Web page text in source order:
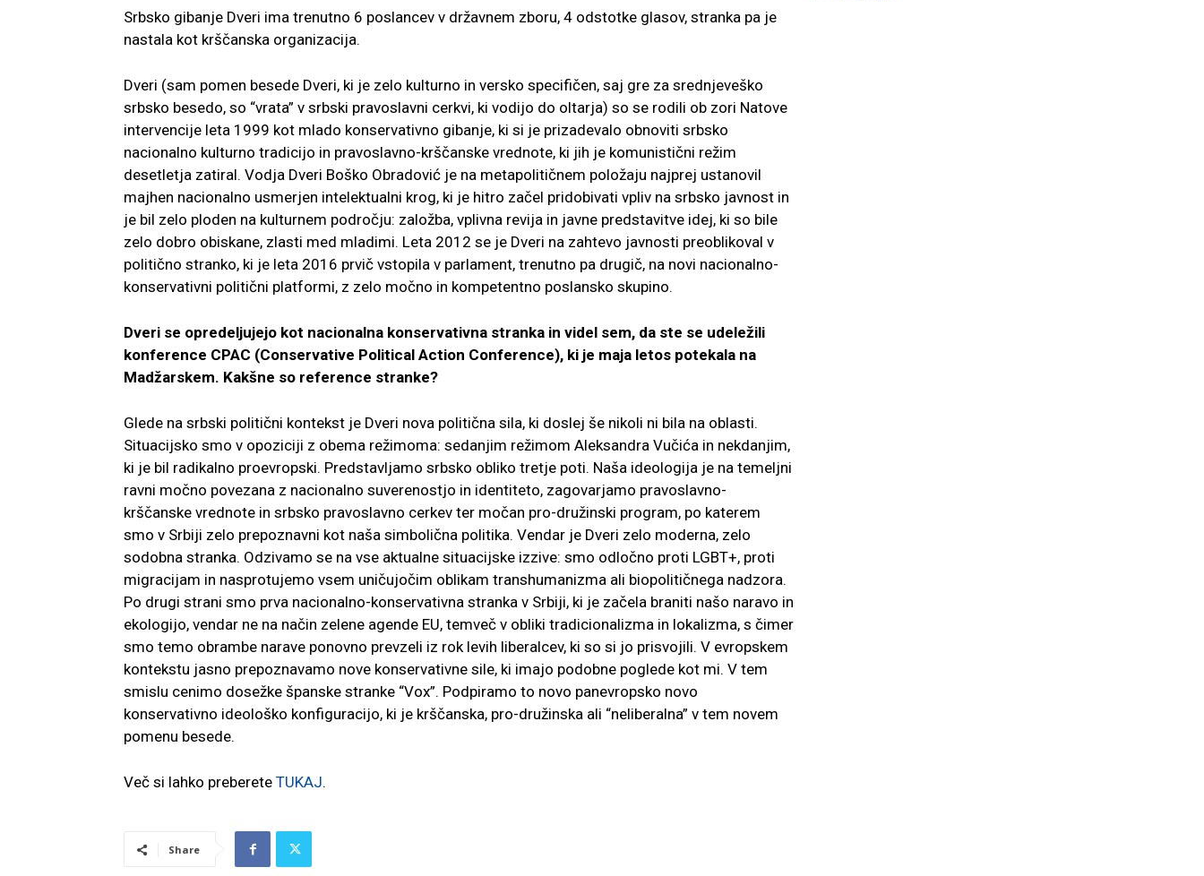
Srbsko gibanje Dveri ima trenutno 6 poslancev v državnem zboru, 4 odstotke glasov, stranka pa je
nastala kot krščanska organizacija.
Dveri (sam pomen besede Dveri, ki je zelo kulturno in versko specifičen, saj gre za srednjeveško
srbsko besedo, so “vrata” v srbski pravoslavni cerkvi, ki vodijo do oltarja) so se rodili ob zori Natove
intervencije leta 1999 kot mlado konservativno gibanje, ki si je prizadevalo obnoviti srbsko
nacionalno kulturno tradicijo in pravoslavno-krščanske vrednote, ki jih je komunistični režim
desetletja zatiral. Vodja Dveri Boško Obradović je na metapolitičnem položaju najprej ustanovil
majhen nacionalno usmerjen intelektualni krog, ki je hitro začel pridobivati vpliv na srbsko javnost in
je bil zelo ploden na kulturnem področju: založba, vplivna revija in javne predstavitve idej, ki so bile
zelo dobro obiskane, zlasti med mladimi. Leta 2012 se je Dveri na zahtevo javnosti preoblikoval v
politično stranko, ki je leta 2016 prvič vstopila v parlament, trenutno pa drugič, na novi nacionalno-
konservativni politični platformi, z zelo močno in kompetentno poslansko skupino.
Dveri se opredeljujejo kot nacionalna konservativna stranka in videl sem, da ste se udeležili
konference CPAC (Conservative Political Action Conference), ki je maja letos potekala na
Madžarskem. Kakšne so reference stranke?
Glede na srbski politični kontekst je Dveri nova politična sila, ki doslej še nikoli ni bila na oblasti.
Situacijsko smo v opoziciji z obema režimoma: sedanjim režimom Aleksandra Vučića in nekdanjim,
ki je bil radikalno proevropski. Predstavljamo srbsko obliko tretje poti. Naša ideologija je na temeljni
ravni močno povezana z nacionalno suverenostjo in identiteto, zagovarjamo pravoslavno-
krščanske vrednote in srbsko pravoslavno cerkev ter močan pro-družinski program, po katerem
smo v Srbiji zelo prepoznavni kot naša simbolična politika. Vendar je Dveri zelo moderna, zelo
sodobna stranka. Odzivamo se na vse aktualne situacijske izzive: smo odločno proti LGBT+, proti
migracijam in nasprotujemo vsem uničujočim oblikam transhumanizma ali biopolitičnega nadzora.
Po drugi strani smo prva nacionalno-konservativna stranka v Srbiji, ki je začela braniti našo naravo in
ekologijo, vendar ne na način zelene agende EU, temveč v obliki tradicionalizma in lokalizma, s čimer
smo temo obrambe narave ponovno prevzeli iz rok levih liberalcev, ki so si jo prisvojili. V evropskem
kontekstu jasno prepoznavamo nove konservativne sile, ki imajo podobne poglede kot mi. V tem
smislu cenimo dosežke španske stranke “Vox”. Podpiramo to novo panevropsko novo
konservativno ideološko konfiguracijo, ki je krščanska, pro-družinska ali “neliberalna” v tem novem
pomenu besede.
Več si lahko preberete TUKAJ.
Share